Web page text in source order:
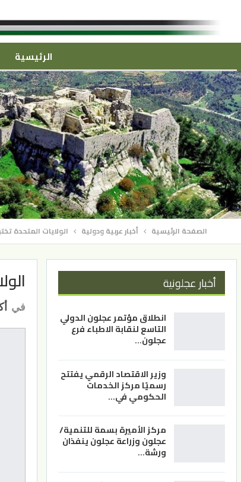
الرئيسية
الصفحة الرئيسية أخبار عربية ودولية الولايات المتحدة
في
أخبار عجلونية
انطلاق مؤتمر عجلون الدولي
التاسع لنقابة الاطباء فرع
عجلون…
وزير الاقتصاد الرقمي يفتتح
رسميًا مركز الخدمات
الحكومي في…
مركز الأميرة بسمة للتنمية/
عجلون وزراعة عجلون ينفذان
ورشة…